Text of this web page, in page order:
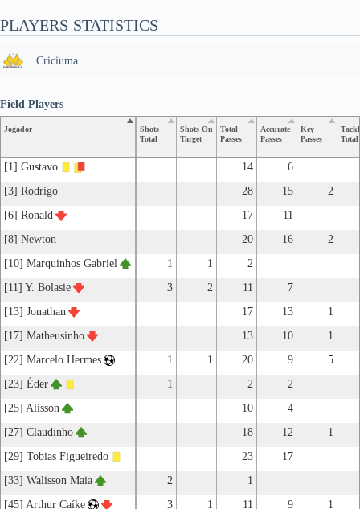
PLAYERS STATISTICS
Criciuma
Jogador
Shots
Total
Shots On
Target
Total
Passes
Accurate
Passes
Key
Passes
Total
[1] Gustavo 14
6
[3] Rodrigo
28 15
2
[6] Ronald
17
11
[8] Newton
20 16
2
[10] Marquinhos Gabriel
1 1
2
[11] Y. Bolasie
3 2 11
7
[13] Jonathan
17 13
1
[17] Matheusinho
13 10
1
[22] Marcelo Hermes
1 1 20 9
5
[23] Éder
1 2
2
[25] Alisson
10
4
[27] Claudinho
18 12
1
[29] Tobias Figueiredo
23
17
[33] Walisson Maia
2
1
[45] Arthur Caíke
3 1 11 9 1
Field Players